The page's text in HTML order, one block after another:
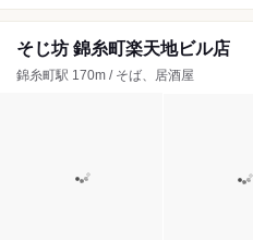
そじ坊 錦糸町楽天地ビル店
錦糸町駅 170m / そば、居酒屋